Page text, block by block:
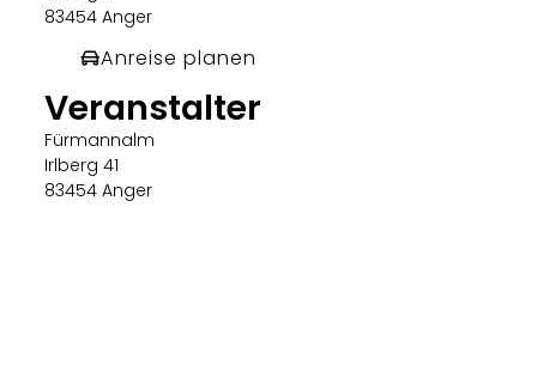
83454 Anger
Anreise planen
Veranstalter
Fürmannalm
Irlberg 41
83454 Anger